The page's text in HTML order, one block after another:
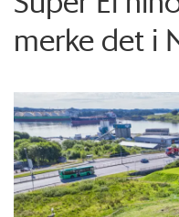
merke det i